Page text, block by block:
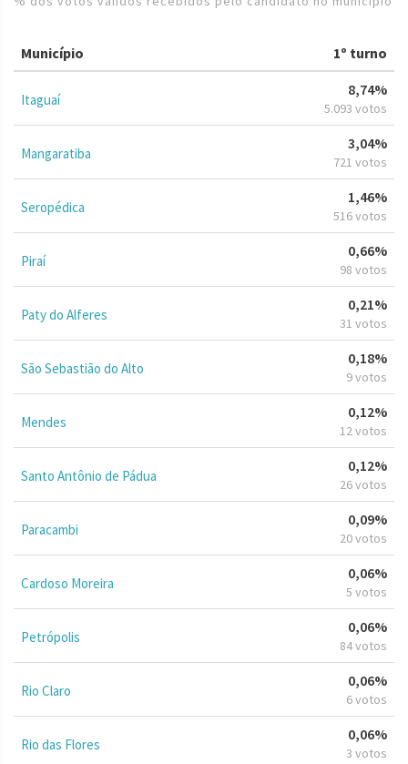
Município 1º turno
Itaguaí
8,74%
5.093 votos
Mangaratiba
3,04%
721 votos
Seropédica
1,46%
516 votos
Piraí
0,66%
98 votos
Paty do Alferes
0,21%
31 votos
São Sebastião do Alto
0,18%
9 votos
Mendes
0,12%
12 votos
Santo Antônio de Pádua
0,12%
26 votos
Paracambi
0,09%
20 votos
Cardoso Moreira
0,06%
5 votos
Petrópolis
0,06%
84 votos
Rio Claro
0,06%
6 votos
Rio das Flores
0,06%
3 votos